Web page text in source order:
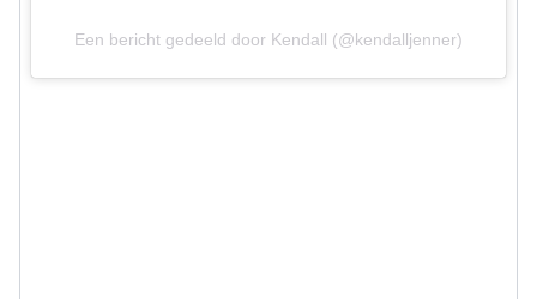
Een bericht gedeeld door Kendall (@kendalljenner)